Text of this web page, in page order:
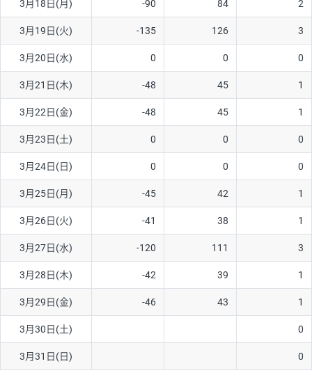
ソ/円は10万通貨単位。
3月18日(月) -90 84 2
3月19日(火) -135 126 3
3月20日(水) 0 0 0
3月21日(木) -48 45 1
3月22日(金) -48 45 1
3月23日(土) 0 0 0
3月24日(日) 0 0 0
3月25日(月) -45 42 1
3月26日(火) -41 38 1
3月27日(水) -120 111 3
3月28日(木) -42 39 1
3月29日(金) -46 43 1
3月30日(土) 0
3月31日(日) 0